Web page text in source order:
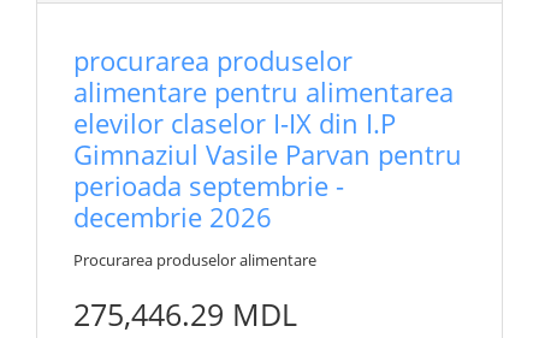
procurarea produselor
alimentare pentru alimentarea
elevilor claselor I-IX din I.P
Gimnaziul Vasile Parvan pentru
perioada septembrie -
decembrie 2026
Procurarea produselor alimentare
275,446.29 MDL